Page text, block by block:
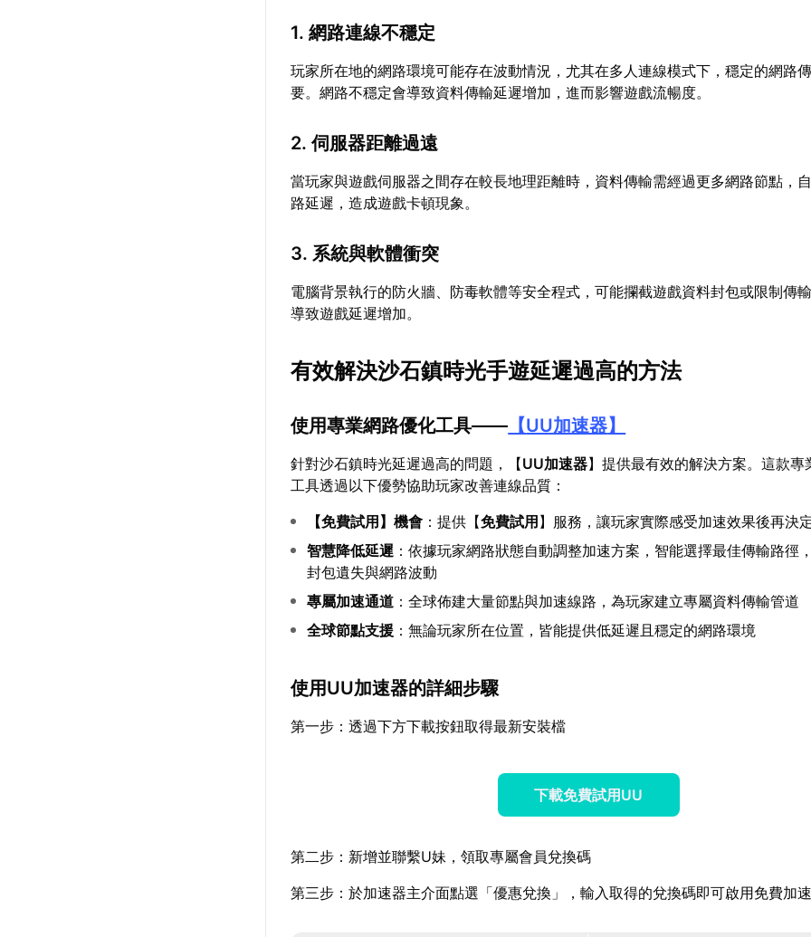
1. 網路連線不穩定
玩家所在地的網路環境可能存在波動情況，尤其在多人連線模式下，穩定的網路
要。網路不穩定會導致資料傳輸延遲增加，進而影響遊戲流暢度。
2. 伺服器距離過遠
當玩家與遊戲伺服器之間存在較長地理距離時，資料傳輸需經過更多網路節點，
路延遲，造成遊戲卡頓現象。
3. 系統與軟體衝突
電腦背景執行的防火牆、防毒軟體等安全程式，可能攔截遊戲資料封包或限制傳
導致遊戲延遲增加。
有效解決沙石鎮時光手遊延遲過高的方法
使用專業網路優化工具—— 【UU加速器】
針對沙石鎮時光延遲過高的問題，【UU加速器】提供最有效的解決方案。這款專
工具透過以下優勢協助玩家改善連線品質：
【免費試用】機會 ：提供【免費試用】服務，讓玩家實際感受加速效果後再決
智慧降低延遲 ：依據玩家網路狀態自動調整加速方案，智能選擇最佳傳輸路徑
封包遺失與網路波動
專屬加速通道 ：全球佈建大量節點與加速線路，為玩家建立專屬資料傳輸管道
全球節點支援 ：無論玩家所在位置，皆能提供低延遲且穩定的網路環境
使用UU加速器的詳細步驟
第一步：透過下方下載按鈕取得最新安裝檔
下載免費試用UU
第二步：新增並聯繫U妹，領取專屬會員兌換碼
第三步：於加速器主介面點選「優惠兌換」，輸入取得的兌換碼即可啟用免費加